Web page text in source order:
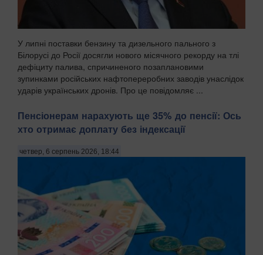
У липні поставки бензину та дизельного пального з
Білорусі до Росії досягли нового місячного рекорду на тлі
дефіциту палива, спричиненого позаплановими
зупинками російських нафтопереробних заводів унаслідок
ударів українських дронів. Про це повідомляє ...
Пенсіонерам нарахують ще 35% до пенсії: Ось
хто отримає доплату без індексації
четвер, 6 серпень 2026, 18:44